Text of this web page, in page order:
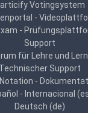
Votingsystem
-
-
Support
für Lehre und
Technischer Support
-
- Internacional
Deutsch ‎(de)‎